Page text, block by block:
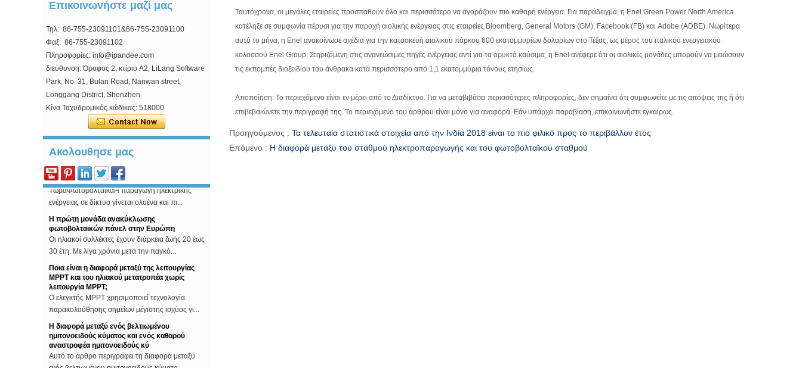
Ελεγκτής ηλιακής φόρτισης
MPPT
Επικοινωνήστε μαζί μας
Τηλ: 86-755-23091101&86-755-23091100
Φαξ: 86-755-23091102
Πληροφορίες: info@ipandee.com
διεύθυνση: Όροφος 2, κτίριο A2, LiLang Software
Park, No. 31, Bulan Road, Nanwan street,
Longgang District, Shenzhen
Κίνα Ταχυδρομικός κώδικας: 518000
Ακολουθησε μας
Γιατί ξεκινήσει τάση του μετατροπέα είναι
υψηλότερη από τη χαμηλότερη τάση;
μετατροπέα εναλλασσόμενου ρεύματος;
ΤώραΦωτοβολταϊκάΗ παραγωγή ηλεκτρικής
ενέργειας σε δίκτυο γίνεται ολοένα και πι...
φωτοβολταϊκών πάνελ στην Ευρώπη
Οι ηλιακοί συλλέκτες έχουν διάρκεια ζωής 20 έως
30 έτη. Με λίγα χρόνια μετά την παγκό...
MPPT και του ηλιακού μετατροπέα χωρίς
λειτουργία MPPT;
Ο ελεγκτής MPPT χρησιμοποιεί τεχνολογία
παρακολούθησης σημείων μέγιστης ισχύος γι...
ημιτονοειδούς κύματος και ενός καθαρού
αναστροφέα ημιτονοειδούς κύ
Αυτό το άρθρο περιγράφει τη διαφορά μεταξύ
ενός βελτιωμένου ημιτονοειδούς κύματο...
Ταυτόχρονα, οι μεγάλες εταιρείες προσπαθούν όλο και περισσότερο να αγοράζουν πιο καθαρή ενέργεια. Για παράδειγμα, η Enel Green Power North America
κατέληξε σε συμφωνία πέρυσι για την παροχή αιολικής ενέργειας στις εταιρείες Bloomberg, General Motors (GM), Facebook (FB) και Adobe (ADBE). Νωρίτερα
αυτό το μήνα, η Enel ανακοίνωσε σχέδια για την κατασκευή αιολικού πάρκου 600 εκατομμυρίων δολαρίων στο Τέξας, ως μέρος του ιταλικού ενεργειακού
κολοσσού Enel Group. Στηριζόμενη στις ανανεώσιμες πηγές ενέργειας αντί για τα ορυκτά καύσιμα, η Enel ανέφερε ότι οι αιολικές μονάδες μπορούν να μειώσουν
τις εκπομπές διοξειδίου του άνθρακα κατά περισσότερο από 1,1 εκατομμύρια τόνους ετησίως.
Αποποίηση: Το περιεχόμενο είναι εν μέρει από το Διαδίκτυο. Για να μεταβιβάσει περισσότερες πληροφορίες, δεν σημαίνει ότι συμφωνείτε με τις απόψεις της ή ότι
επιβεβαιώνετε την περιγραφή της. Το περιεχόμενο του άρθρου είναι μόνο για αναφορά. Εάν υπάρχει παραβίαση, επικοινωνήστε εγκαίρως.
Προηγούμενος : Τα τελευταία στατιστικά στοιχεία από την Ινδία 2018 είναι το πιο φιλικό προς το περιβάλλον έτος
Επόμενο : Η διαφορά μεταξύ του σταθμού ηλεκτροπαραγωγής και του φωτοβολταϊκού σταθμού